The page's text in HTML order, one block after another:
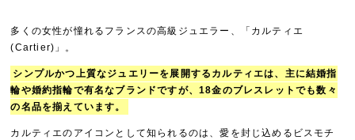
多くの女性が憧れるフランスの高級ジュエラー、「カルティエ
(Cartier)」。
シンプルかつ上質なジュエリーを展開するカルティエは、主に結婚指
輪や婚約指輪で有名なブランドですが、18金のブレスレットでも数々
の名品を揃えています。
カルティエのアイコンとして知られるのは、愛を封じ込めるビスモチ